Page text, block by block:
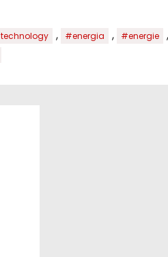
, #energia , #energie ,